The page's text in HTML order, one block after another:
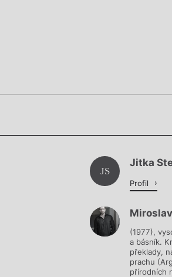
Chviličku.
JS
Jitka
Profil
(1977),
a básník.
překlady,
prachu
přírodních